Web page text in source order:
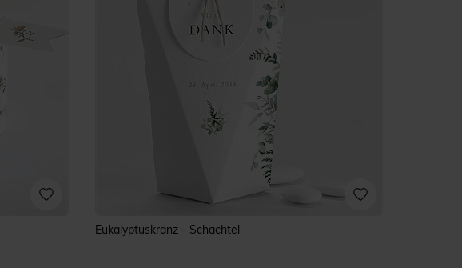
Eukalyptuskranz - Schachtel